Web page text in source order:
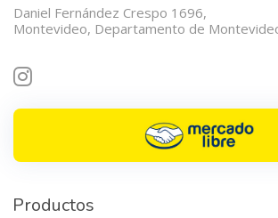
Daniel Fernández Crespo 1696,
Montevideo, Departamento de
Productos